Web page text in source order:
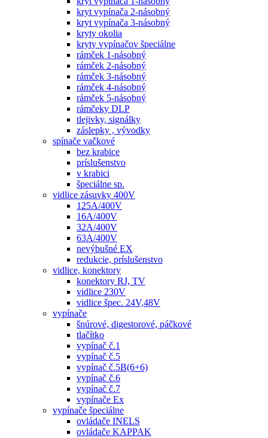
kryt vypínača 2-násobný
kryt vypínača 3-násobný
kryty okolia
kryty vypínačov špeciálne
rámček 1-násobný
rámček 2-násobný
rámček 3-násobný
rámček 4-násobný
rámček 5-násobný
rámčeky DLP
tlejivky, signálky
záslepky , vývodky
spínače vačkové
bez krabice
príslušenstvo
v krabici
špeciálne sp.
vidlice zásuvky 400V
125A/400V
16A/400V
32A/400V
63A/400V
nevýbušné EX
redukcie, príslušenstvo
vidlice, konektory
konektory RJ, TV
vidlice 230V
vidlice špec. 24V,48V
vypínače
šnúrové, digestorové, páčkové
tlačítko
vypínač č.1
vypínač č.5
vypínač č.5B(6+6)
vypínač č.6
vypínač č.7
vypínače Ex
vypínače špeciálne
ovládače INELS
ovládače KAPPAK